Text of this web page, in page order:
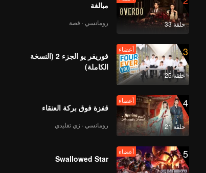
حلقة 33
مبالغة
رومانسي · قصة
3
حلقة 25
أعضاء
فوريفر يو الجزء 2 (النسخة
الكاملة)
4
حلقة 21
أعضاء
قفزة فوق بركة العنقاء
رومانسي · زي تقليدي
5 أعضاء
Swallowed Star